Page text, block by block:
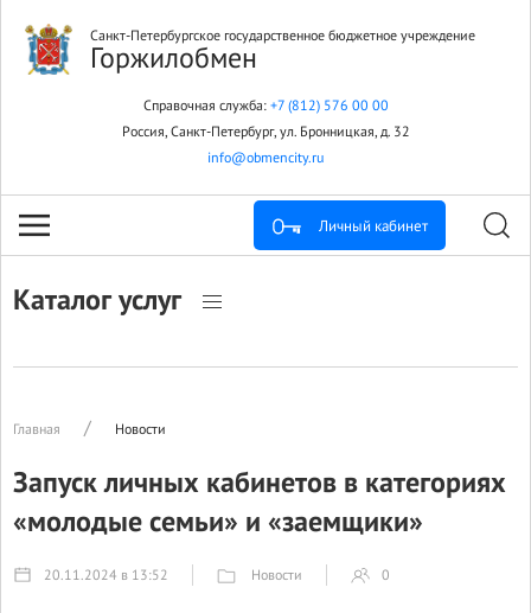
Санкт-Петербургское государственное бюджетное учреждение
Горжилобмен
Справочная служба: +7 (812) 576 00 00
Россия, Санкт-Петербург, ул. Бронницкая, д. 32
info@obmencity.ru
Личный кабинет
Каталог услуг
Главная Новости
Запуск личных кабинетов в категориях
«молодые семьи» и «заемщики»
20.11.2024 в 13:52 Новости 0